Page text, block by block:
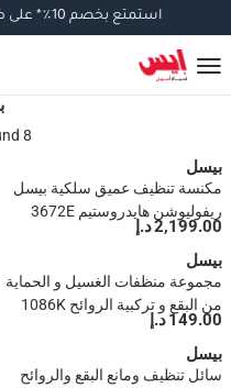
استمتع بخصم10 ٪*على
8 items found
بيسل
مكنسة تنظيف عميق سلكية بيسل
ريفوليوشن هايدروستيم 3672E
(1249 واط)
2,199.00 د.إ
بيسل
مجموعة منظفات الغسيل و الحماية
من البقع و تركبية الروائح 1086K
بيسل (قطعتان ، 1500 مل)
149.00 د.إ
بيسل
سائل تنظيف ومانع البقع والروائح